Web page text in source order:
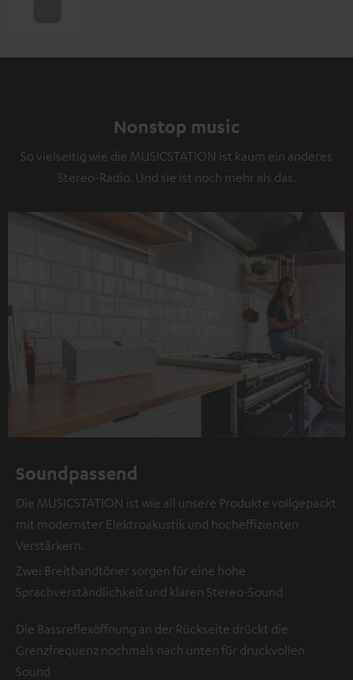
Nonstop music
So vielseitig wie die MUSICSTATION ist kaum ein anderes
Stereo-Radio. Und sie ist noch mehr als das.
Soundpassend
Die MUSICSTATION ist wie all unsere Produkte vollgepackt
mit modernster Elektroakustik und hocheffizienten
Verstärkern.
Zwei Breitbandtöner sorgen für eine hohe
Sprachverständlichkeit und klaren Stereo-Sound
Die Bassreflexöffnung an der Rückseite drückt die
Grenzfrequenz nochmals nach unten für druckvollen
Sound